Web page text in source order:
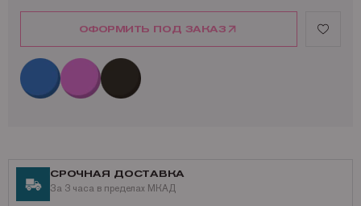
HP Color LaserJet CP5227dn
HP Color LaserJet CP5227n
HP Color LaserJet CP5229
HP Color LaserJet CP5229dn
HP Color LaserJet CP5229n
ОФОРМИТЬ ПОД ЗАКАЗ
СРОЧНАЯ ДОСТАВКА
За 3 часа в пределах МКАД